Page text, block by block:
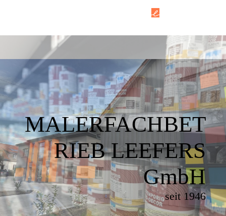
MALERFACHBET
RIEB LEEFERS
GmbH
seit 1946